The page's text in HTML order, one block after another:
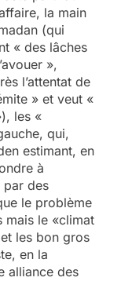
la main
(qui
« des lâches
»,
l’attentat de
» et veut «
les «
qui,
estimant, en
à
par des
le problème
mais le «climat
les bon gros
en la
alliance des